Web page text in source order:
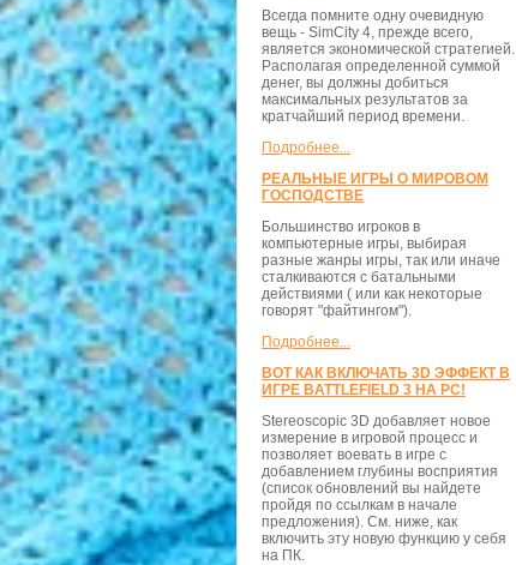
Всегда помните одну очевидную
вещь - SimCity 4, прежде всего,
является экономической стратегией.
Располагая определенной суммой
денег, вы должны добиться
максимальных результатов за
кратчайший период времени.
Подробнее...
РЕАЛЬНЫЕ ИГРЫ О МИРОВОМ
ГОСПОДСТВЕ
Большинство игроков в
компьютерные игры, выбирая
разные жанры игры, так или иначе
сталкиваются с батальными
действиями ( или как некоторые
говорят "файтингом").
Подробнее...
ВОТ КАК ВКЛЮЧАТЬ 3D ЭФФЕКТ В
ИГРЕ BATTLEFIELD 3 НА PC!
Stereoscopic 3D добавляет новое
измерение в игровой процесс и
позволяет воевать в игре с
добавлением глубины восприятия
(список обновлений вы найдете
пройдя по ссылкам в начале
предложения). См. ниже, как
включить эту новую функцию у себя
на ПК.